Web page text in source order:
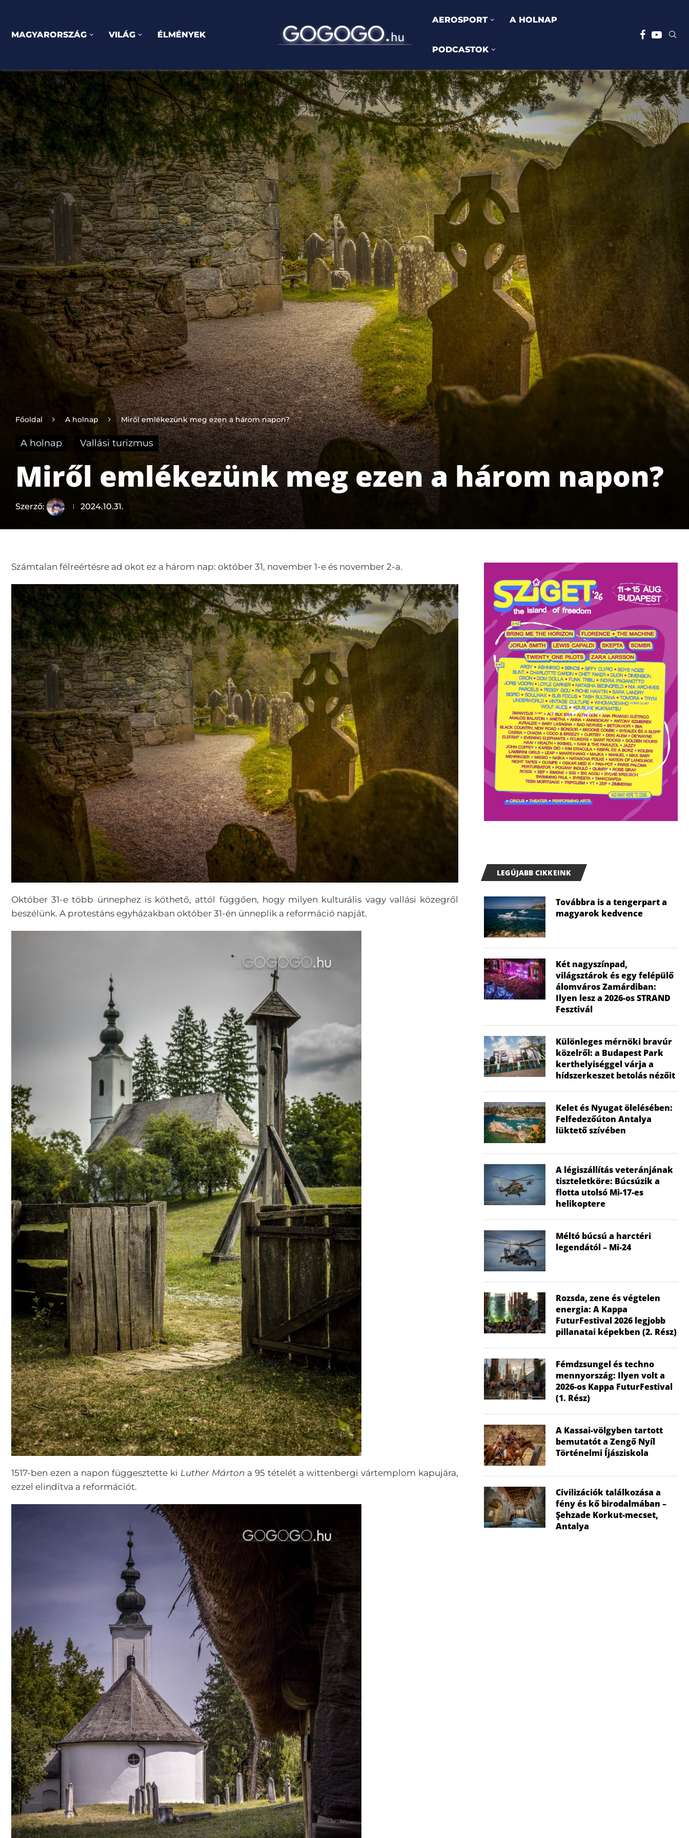
MAGYARORSZÁG VILÁG ÉLMÉNYEK
AEROSPORT A HOLNAP
PODCASTOK
Főoldal A holnap Miről emlékezünk meg ezen a három napon?
A holnap Vallási turizmus
Miről emlékezünk meg ezen a három napon?
Szerző: 2024.10.31.
Számtalan félreértésre ad okot ez a három nap: október 31, november 1-e és november 2-a.
Október 31-e több ünnephez is köthető, attól függően, hogy milyen kulturális vagy vallási közegről
beszélünk. A protestáns egyházakban október 31-én ünneplik a reformáció napját.
1517-ben ezen a napon függesztette ki Luther Márton a 95 tételét a wittenbergi vártemplom kapujára,
ezzel elindítva a reformációt.
LEGÚJABB CIKKEINK
Továbbra is a tengerpart a
magyarok kedvence
Két nagyszínpad,
világsztárok és egy felépülő
álomváros Zamárdiban:
Ilyen lesz a 2026-os STRAND
Fesztivál
Különleges mérnöki bravúr
közelről: a Budapest Park
kerthelyiséggel várja a
hídszerkeszet betolás nézőit
Kelet és Nyugat ölelésében:
Felfedezőúton Antalya
lüktető szívében
A légiszállítás veteránjának
tiszteletköre: Búcsúzik a
flotta utolsó Mi-17-es
helikoptere
Méltó búcsú a harctéri
legendától – Mi-24
Rozsda, zene és végtelen
energia: A Kappa
FuturFestival 2026 legjobb
pillanatai képekben (2. Rész)
Fémdzsungel és techno
mennyország: Ilyen volt a
2026-os Kappa FuturFestival
(1. Rész)
A Kassai-völgyben tartott
bemutatót a Zengő Nyíl
Történelmi Íjásziskola
Civilizációk találkozása a
fény és kő birodalmában –
Şehzade Korkut-mecset,
Antalya